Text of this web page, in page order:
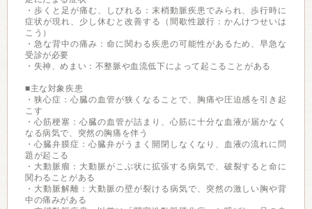
・歩くと足が痛む、しびれる：末梢動脈疾患でみられ、歩行時に
症状が現れ、少し休むと改善する（間歇性跛行：かんけつせいは
こう）
・急な背中の痛み：命に関わる疾患の可能性があるため、早急な
受診が必要
・失神、めまい：不整脈や血流低下によって起こることがある
■主な対象疾患
・狭心症：心臓の血管が狭くなることで、胸痛や圧迫感を引き起
こす
・心筋梗塞：心臓の血管が詰まり、心筋に十分な血液が届かなく
なる病気で、突然の胸痛を伴う
・心臓弁膜症：心臓弁がうまく開閉しなくなり、血液の流れに問
題が起こる
・大動脈瘤：大動脈がこぶ状に拡張する病気で、破裂すると命に
関わることがある
・大動脈解離：大動脈の壁が裂ける病気で、突然の激しい胸や背
中の痛みがある